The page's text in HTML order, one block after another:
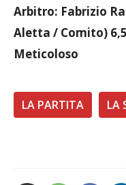
Arbitro: Fabrizio
Aletta / Comito) 6,5
Meticoloso
LA PARTITA LA